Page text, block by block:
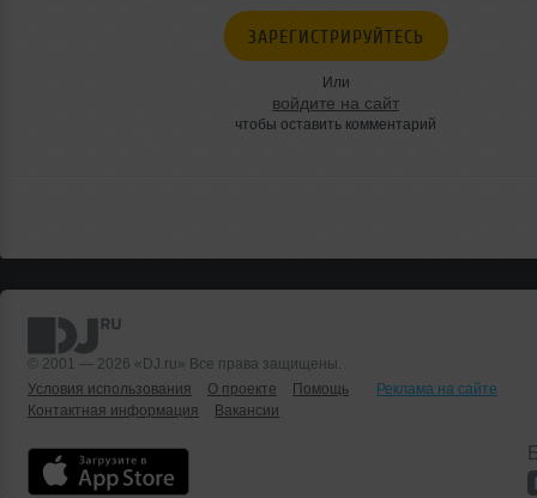
ЗАРЕГИСТРИРУЙТЕСЬ
Или
войдите на сайт
чтобы оставить комментарий
© 2001 — 2026 «DJ.ru» Все права защищены.
Условия использования
О проекте Помощь
Реклама на сайте
Контактная информация
Вакансии